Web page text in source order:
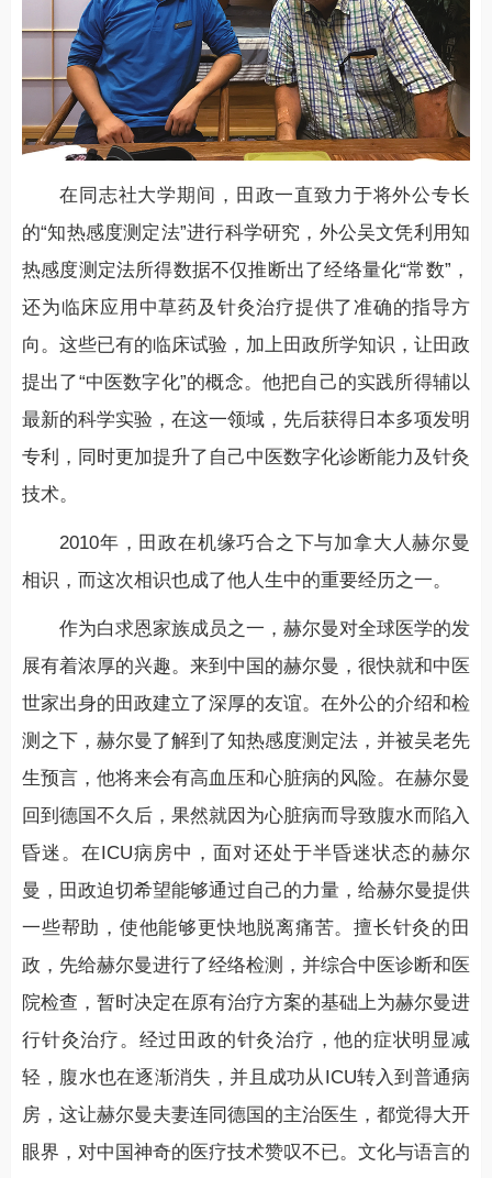
在同志社大学期间，田政一直致力于将外公专长
的“知热感度测定法”进行科学研究，外公吴文凭利用知
热感度测定法所得数据不仅推断出了经络量化“常数”，
还为临床应用中草药及针灸治疗提供了准确的指导方
向。这些已有的临床试验，加上田政所学知识，让田政
提出了“中医数字化”的概念。他把自己的实践所得辅以
最新的科学实验，在这一领域，先后获得日本多项发明
专利，同时更加提升了自己中医数字化诊断能力及针灸
技术。
2010年，田政在机缘巧合之下与加拿大人赫尔曼
相识，而这次相识也成了他人生中的重要经历之一。
作为白求恩家族成员之一，赫尔曼对全球医学的发
展有着浓厚的兴趣。来到中国的赫尔曼，很快就和中医
世家出身的田政建立了深厚的友谊。在外公的介绍和检
测之下，赫尔曼了解到了知热感度测定法，并被吴老先
生预言，他将来会有高血压和心脏病的风险。在赫尔曼
回到德国不久后，果然就因为心脏病而导致腹水而陷入
昏迷。在ICU病房中，面对还处于半昏迷状态的赫尔
曼，田政迫切希望能够通过自己的力量，给赫尔曼提供
一些帮助，使他能够更快地脱离痛苦。擅长针灸的田
政，先给赫尔曼进行了经络检测，并综合中医诊断和医
院检查，暂时决定在原有治疗方案的基础上为赫尔曼进
行针灸治疗。经过田政的针灸治疗，他的症状明显减
轻，腹水也在逐渐消失，并且成功从ICU转入到普通病
房，这让赫尔曼夫妻连同德国的主治医生，都觉得大开
眼界，对中国神奇的医疗技术赞叹不已。文化与语言的